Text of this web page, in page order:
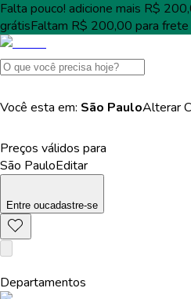
Falta pouco! adicione mais R$
grátisFaltam R$ 200,00 para frete
Você esta em: São PauloAlterar
Preços válidos para
São PauloEditar
Entre oucadastre-se
Departamentos